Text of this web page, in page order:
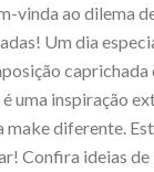
vinda ao dilema
Um dia
caprichada
uma inspiração
make diferente.
Confira ideias